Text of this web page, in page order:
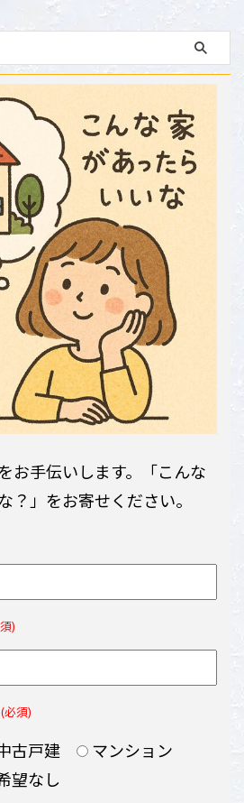
お手伝いします。「こんな
？」をお寄せください。
)
(必須)
古戸建
マンション
望なし